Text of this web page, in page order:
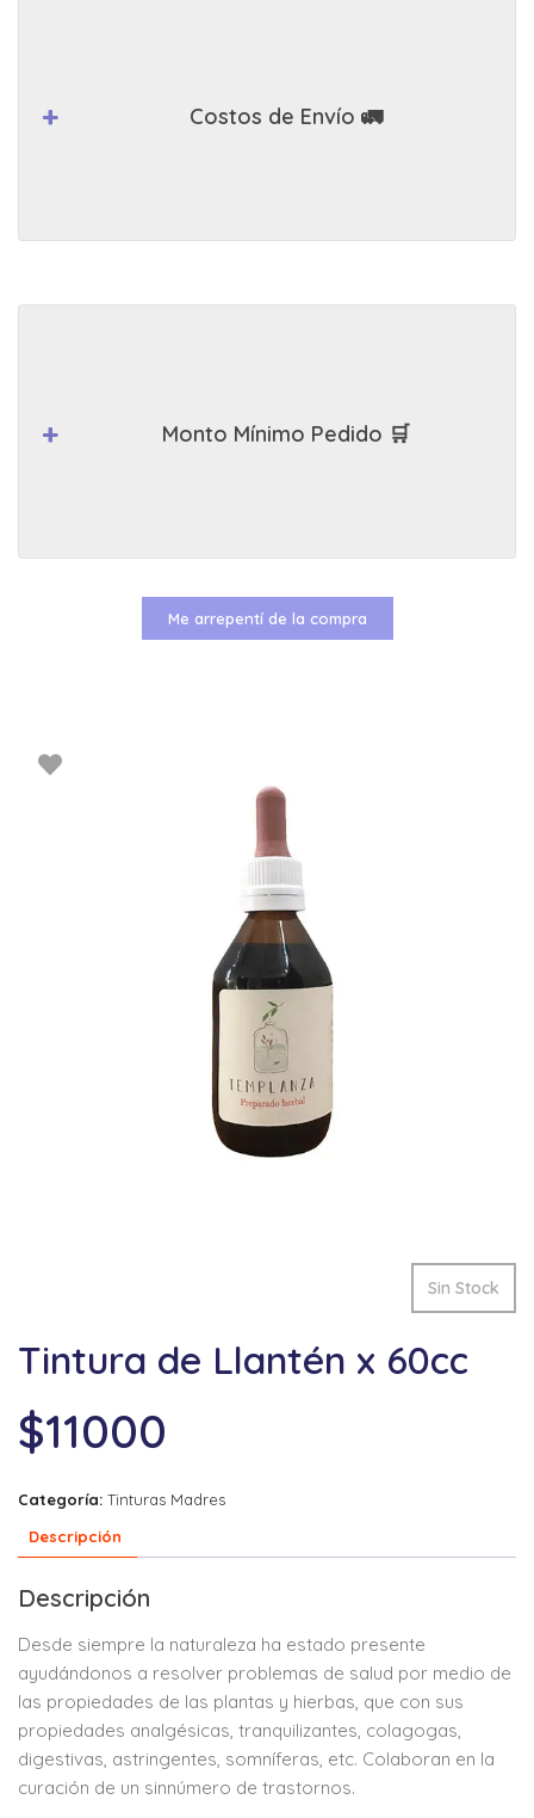
Sin Stock
Tintura de Llantén x 60cc
$11000
Categoría: Tinturas Madres
Descripción
Descripción
Desde siempre la naturaleza ha estado presente
ayudándonos a resolver problemas de salud por medio de
las propiedades de las plantas y hierbas, que con sus
propiedades analgésicas, tranquilizantes, colagogas,
digestivas, astringentes, somníferas, etc. Colaboran en la
curación de un sinnúmero de trastornos.
Costos de Envío 🚛
Monto Mínimo Pedido 🛒
Me arrepentí de la compra